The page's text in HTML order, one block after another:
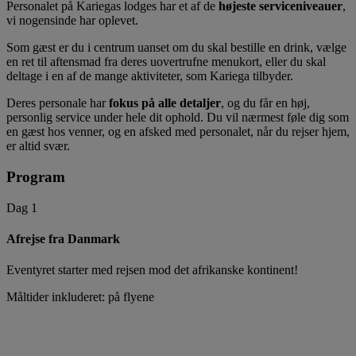
Personalet på Kariegas lodges har et af de højeste serviceniveauer,
vi nogensinde har oplevet.
Som gæst er du i centrum uanset om du skal bestille en drink, vælge
en ret til aftensmad fra deres uovertrufne menukort, eller du skal
deltage i en af de mange aktiviteter, som Kariega tilbyder.
Deres personale harfokus på alle detaljer, og du får en høj,
personlig service under hele dit ophold. Du vil nærmest føle dig som
en gæst hos venner, og en afsked med personalet, når du rejser hjem,
er altid svær.
Program
Dag 1
Afrejse fra Danmark
Eventyret starter med rejsen mod det afrikanske kontinent!
Måltider inkluderet: på flyene